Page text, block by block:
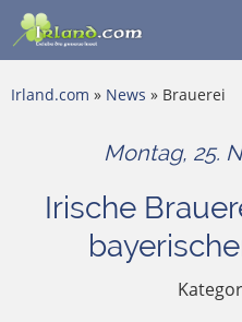
Irland.com » News » Brauerei
Montag, 25.
Irische